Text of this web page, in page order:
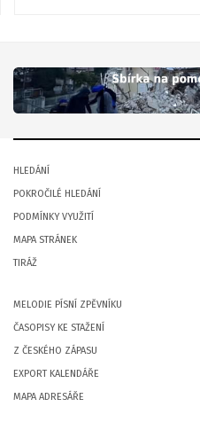
HLEDÁNÍ
POKROČILÉ HLEDÁNÍ
PODMÍNKY VYUŽITÍ
MAPA STRÁNEK
TIRÁŽ
MELODIE PÍSNÍ ZPĚVNÍKU
ČASOPISY KE STAŽENÍ
Z ČESKÉHO ZÁPASU
EXPORT KALENDÁŘE
MAPA ADRESÁŘE